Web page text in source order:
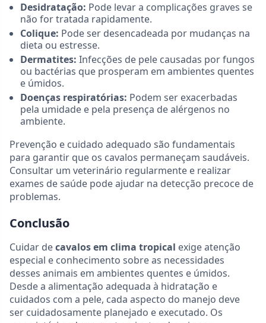
Desidratação: Pode levar a complicações graves se
não for tratada rapidamente.
Colique: Pode ser desencadeada por mudanças na
dieta ou estresse.
Dermatites: Infecções de pele causadas por fungos
ou bactérias que prosperam em ambientes quentes
e úmidos.
Doenças respiratórias: Podem ser exacerbadas
pela umidade e pela presença de alérgenos no
ambiente.
Prevenção e cuidado adequado são fundamentais
para garantir que os cavalos permaneçam saudáveis.
Consultar um veterinário regularmente e realizar
exames de saúde pode ajudar na detecção precoce de
problemas.
Conclusão
Cuidar decavalos em clima tropical exige atenção
especial e conhecimento sobre as necessidades
desses animais em ambientes quentes e úmidos.
Desde a alimentação adequada à hidratação e
cuidados com a pele, cada aspecto do manejo deve
ser cuidadosamente planejado e executado. Os